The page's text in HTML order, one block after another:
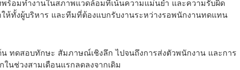
ร้อมทำงานในสภาพแวดล้อมที่เน้นความแม่นยำ และความรับผิด
ทั้งผู้บริหาร และทีมที่ต้องแบกรับงานระหว่างรอพนักงานทดแทน
ทดสอบทักษะ สัมภาษณ์เชิงลึก ไปจนถึงการส่งตัวพนักงาน และการ
นช่วงสามเดือนแรกลดลงจากเดิม